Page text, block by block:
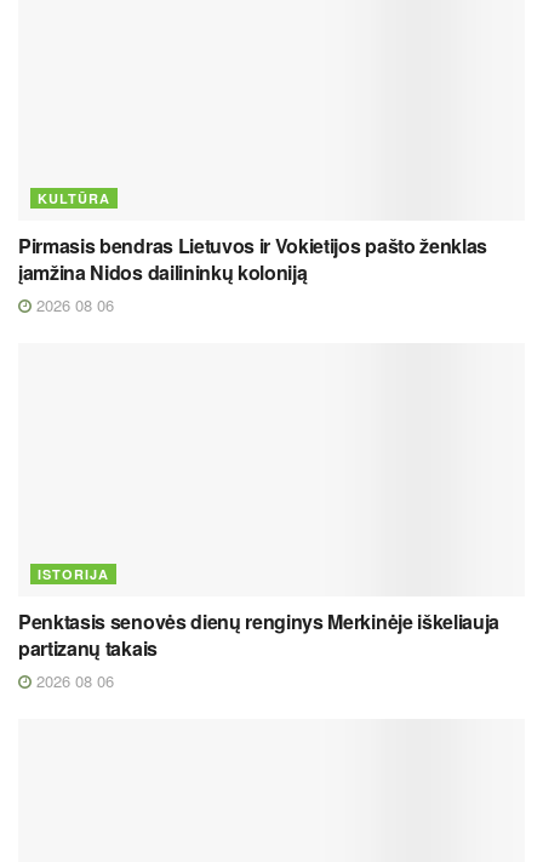
KULTŪRA
Pirmasis bendras Lietuvos ir Vokietijos pašto ženklas
įamžina Nidos dailininkų koloniją
2026 08 06
ISTORIJA
Penktasis senovės dienų renginys Merkinėje iškeliauja
partizanų takais
2026 08 06